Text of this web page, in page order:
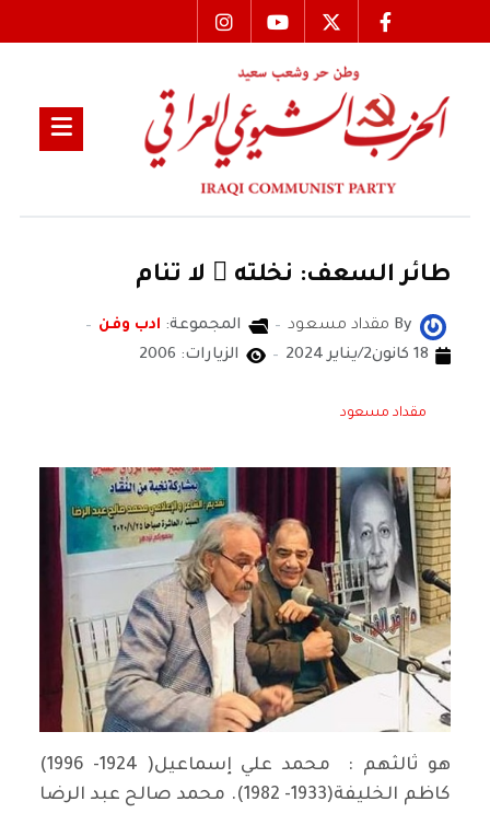
طائر السعف: نخلته ُ لا تنام
By مقداد مسعود المجموعة: ادب وفن
18 كانون2/يناير 2024
الزيارات: 2006
مقداد مسعود
هو ثالثهم : محمد علي إسماعيل( 1924- 1996)
كاظم الخليفة(1933- 1982). محمد صالح عبد الرضا